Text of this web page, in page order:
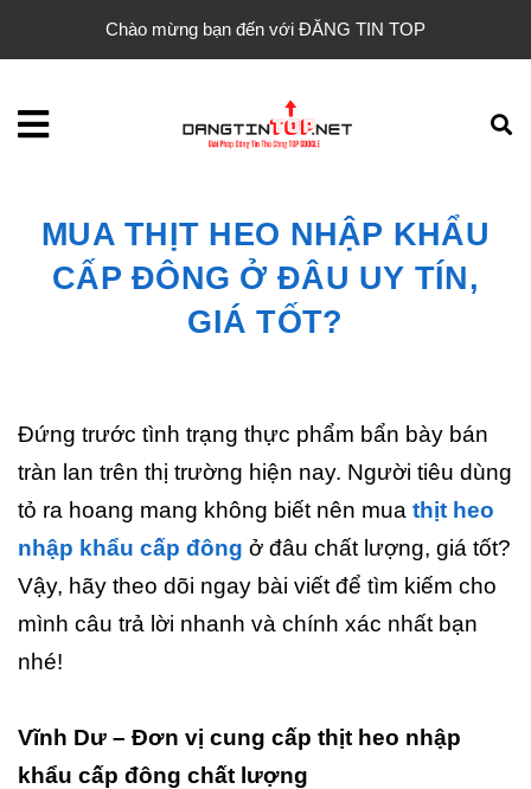
Chào mừng bạn đến với ĐĂNG TIN TOP
MUA THỊT HEO NHẬP KHẨU
CẤP ĐÔNG Ở ĐÂU UY TÍN,
GIÁ TỐT?
Đứng trước tình trạng thực phẩm bẩn bày bán
tràn lan trên thị trường hiện nay. Người tiêu dùng
tỏ ra hoang mang không biết nên mua thịt heo
nhập khẩu cấp đông ở đâu chất lượng, giá tốt?
Vậy, hãy theo dõi ngay bài viết để tìm kiếm cho
mình câu trả lời nhanh và chính xác nhất bạn
nhé!
Vĩnh Dư – Đơn vị cung cấp thịt heo nhập
khẩu cấp đông chất lượng